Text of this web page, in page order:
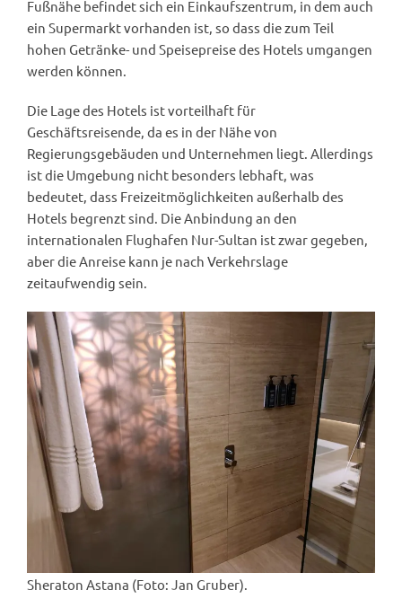
Fußnähe befindet sich ein Einkaufszentrum, in dem auch
ein Supermarkt vorhanden ist, so dass die zum Teil
hohen Getränke- und Speisepreise des Hotels umgangen
werden können.
Die Lage des Hotels ist vorteilhaft für
Geschäftsreisende, da es in der Nähe von
Regierungsgebäuden und Unternehmen liegt. Allerdings
ist die Umgebung nicht besonders lebhaft, was
bedeutet, dass Freizeitmöglichkeiten außerhalb des
Hotels begrenzt sind. Die Anbindung an den
internationalen Flughafen Nur-Sultan ist zwar gegeben,
aber die Anreise kann je nach Verkehrslage
zeitaufwendig sein.
Sheraton Astana (Foto: Jan Gruber).